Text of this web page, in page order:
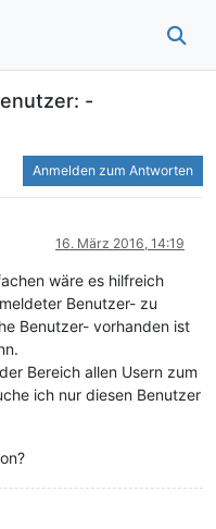
-
Anmelden zum Antworten
16. März 2016, 14:19
wäre es hilfreich
Benutzer- zu
Benutzer- vorhanden ist
Bereich allen Usern zum
ich nur diesen Benutzer